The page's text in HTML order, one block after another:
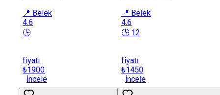
📍 Belek
4.6
🕒
fiyatı
₺1900
İncele
📍 Belek
4.6
🕒 12
fiyatı
₺1450
İncele